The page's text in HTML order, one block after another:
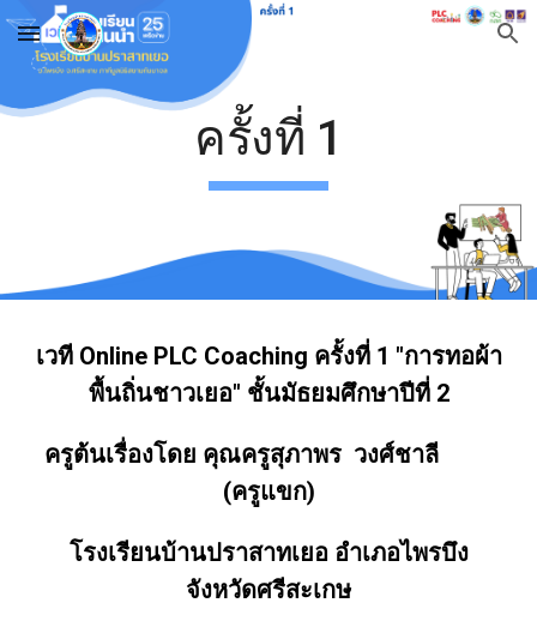
Skip to main content Skip to navigation
ครั้งที่ 1
เวที Online PLC Coaching ครั้งที่ 1 "การทอผ้า
พื้นถิ่นชาวเยอ" ชั้นมัธยมศึกษาปีที่ 2
ครูต้นเรื่องโดย คุณครูสุภาพร วงศ์ชาลี
(ครูแขก)
โรงเรียนบ้านปราสาทเยอ อำเภอไพรบึง
จังหวัดศรีสะเกษ